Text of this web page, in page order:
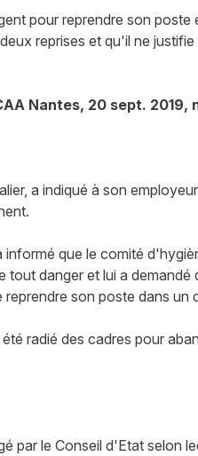
pour reprendre son
reprises et qu'il ne
Nantes, 20 sept. 2019,
a indiqué à son
que le comité
danger et lui a
son poste dans un
radié des cadres pour
par le Conseil d'Etat selon